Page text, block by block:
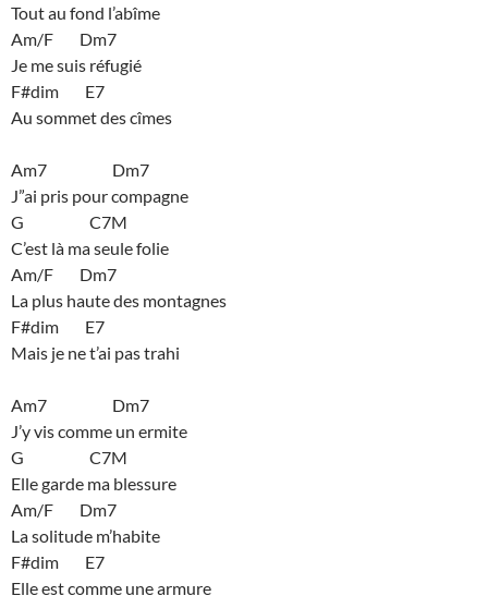
Tout au fond l’abîme
Am/F Dm7
Je me suis réfugié
F#dim E7
Au sommet des cîmes
Am7 Dm7
J”ai pris pour compagne
G C7M
C’est là ma seule folie
Am/F Dm7
La plus haute des montagnes
F#dim E7
Mais je ne t’ai pas trahi
Am7 Dm7
J’y vis comme un ermite
G C7M
Elle garde ma blessure
Am/F Dm7
La solitude m’habite
F#dim E7
Elle est comme une armure